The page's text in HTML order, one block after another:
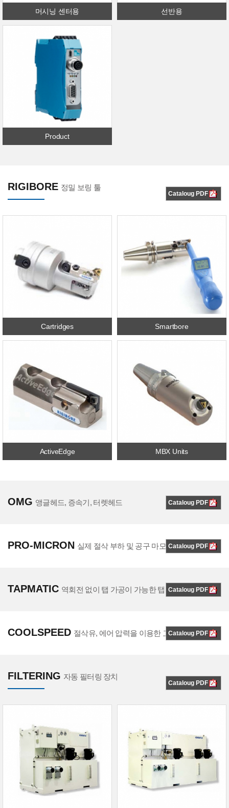
머시닝 센터용 선반용
Product
RIGIBORE 정밀 보링 툴
Cataloug PDF
Cartridges Smartbore
ActiveEdge MBX Units
OMG 앵글헤드, 증속기, 터렛헤드 Cataloug PDF
PRO-MICRON 실제 절삭 부하 및 공구 마모 측정 시스템
Cataloug PDF
TAPMATIC 역회전 없이 탭 가공이 가능한 탭 척Cataloug PDF
COOLSPEED 절삭유, 에어 압력을 이용한 고속 회전 스핀들
Cataloug PDF
FILTERING 자동 필터링 장치
Cataloug PDF